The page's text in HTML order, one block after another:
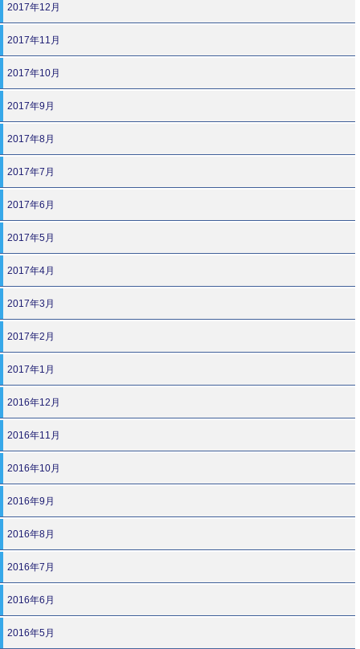
2017年12月
2017年11月
2017年10月
2017年9月
2017年8月
2017年7月
2017年6月
2017年5月
2017年4月
2017年3月
2017年2月
2017年1月
2016年12月
2016年11月
2016年10月
2016年9月
2016年8月
2016年7月
2016年6月
2016年5月